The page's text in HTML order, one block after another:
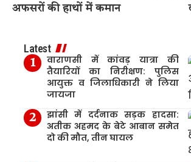
अफसरों की हाथों में कमान
Latest
वाराणसी में कांवड़ यात्रा की
तैयारियों का निरीक्षण: पुलिस
आयुक्त व जिलाधिकारी ने लिया
जायजा
झांसी में दर्दनाक सड़क हादसा:
अतीक अहमद के बेटे आबान समेत
दो की मौत, तीन घायल